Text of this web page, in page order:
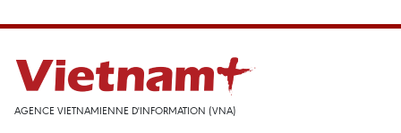
AGENCE VIETNAMIENNE D'INFORMATION (VNA)